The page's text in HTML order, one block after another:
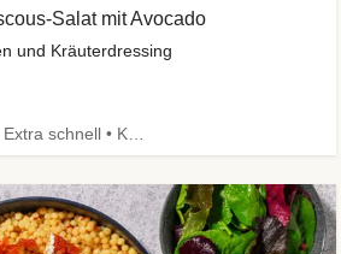
Salat mit Avocado
und Kräuterdressing